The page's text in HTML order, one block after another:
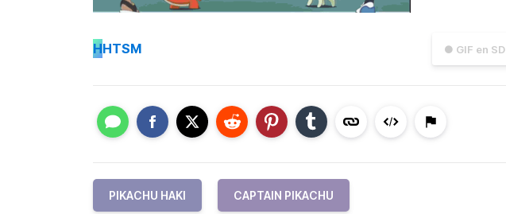
● GIF en SD
HHTSM
PIKACHU HAKI CAPTAIN PIKACHU